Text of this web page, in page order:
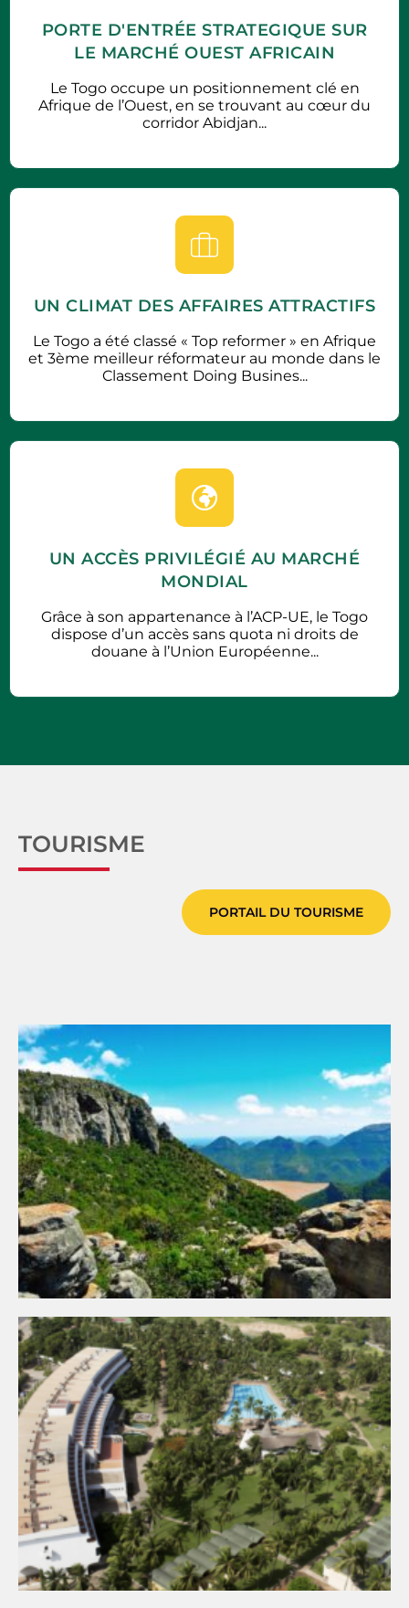
PORTE D'ENTRÉE STRATEGIQUE SUR
LE MARCHÉ OUEST AFRICAIN
Le Togo occupe un positionnement clé en
Afrique de l’Ouest, en se trouvant au cœur du
corridor Abidjan...
UN CLIMAT DES AFFAIRES ATTRACTIFS
Le Togo a été classé « Top reformer » en Afrique
et 3ème meilleur réformateur au monde dans le
Classement Doing Busines...
UN ACCÈS PRIVILÉGIÉ AU MARCHÉ
MONDIAL
Grâce à son appartenance à l’ACP-UE, le Togo
dispose d’un accès sans quota ni droits de
douane à l’Union Européenne...
TOURISME
PORTAIL DU TOURISME